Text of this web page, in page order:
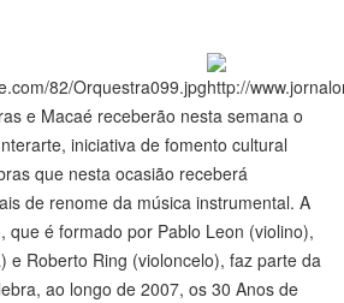
e Macaé receberão nesta semana o
iniciativa de fomento cultural
que nesta ocasião receberá
de renome da música instrumental. A
que é formado por Pablo Leon (violino),
e Roberto Ring (violoncelo), faz parte da
ao longo de 2007, os 30 Anos de